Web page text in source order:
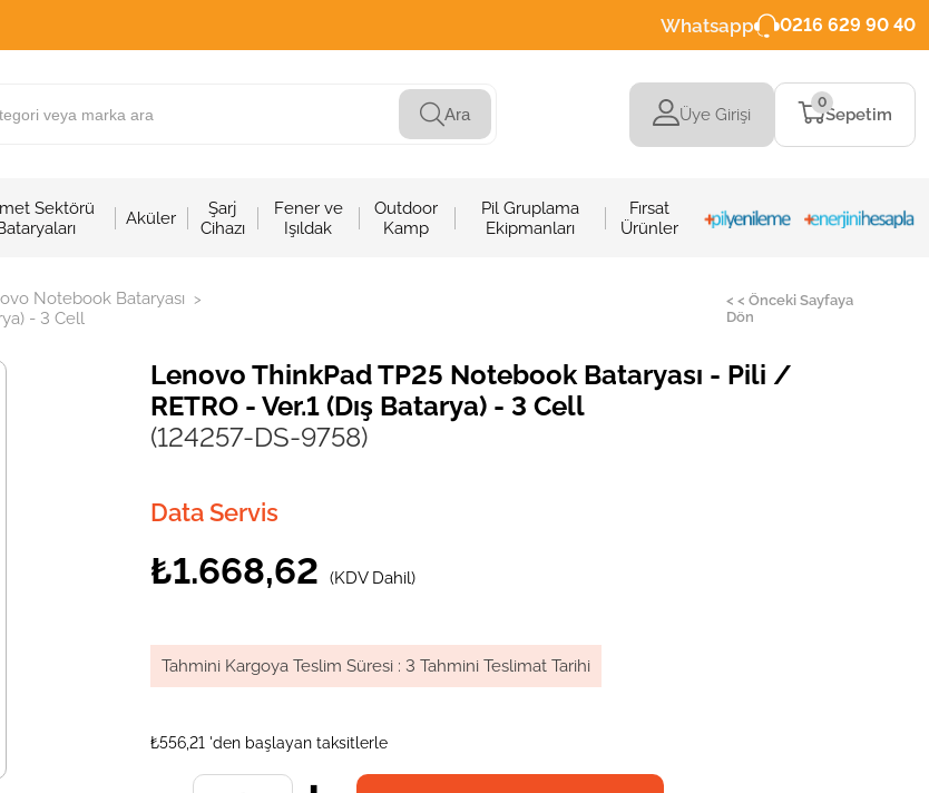
Whatsapp 0216 629 90 40
Ara Üye Girişi Sepetim
0
Sektörü
Aküler
Şarj
Cihazı
Fener ve
Işıldak
Outdoor
Kamp
Pil Gruplama
Ekipmanları
Fırsat
Ürünler
Notebook Bataryası >
- 3 Cell
< < Önceki Sayfaya
Dön
Lenovo ThinkPad TP25 Notebook Bataryası - Pili /
RETRO - Ver.1 (Dış Batarya) - 3 Cell
(124257-DS-9758)
Data Servis
₺1.668,62 (KDV Dahil)
Tahmini Kargoya Teslim Süresi : 3 Tahmini Teslimat Tarihi
₺556,21 'den başlayan taksitlerle